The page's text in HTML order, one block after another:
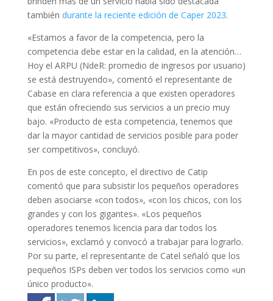
también durante la reciente edición de Caper 2023.
«Estamos a favor de la competencia, pero la
competencia debe estar en la calidad, en la atención…
Hoy el ARPU (NdeR: promedio de ingresos por usuario)
se está destruyendo», comentó el representante de
Cabase en clara referencia a que existen operadores
que están ofreciendo sus servicios a un precio muy
bajo. «Producto de esta competencia, tenemos que
dar la mayor cantidad de servicios posible para poder
ser competitivos», concluyó.
En pos de este concepto, el directivo de Catip
comentó que para subsistir los pequeños operadores
deben asociarse «con todos», «con los chicos, con los
grandes y con los gigantes». «Los pequeños
operadores tenemos licencia para dar todos los
servicios», exclamó y convocó a trabajar para lograrlo.
Por su parte, el representante de Catel señaló que los
pequeños ISPs deben ver todos los servicios como «un
único producto».